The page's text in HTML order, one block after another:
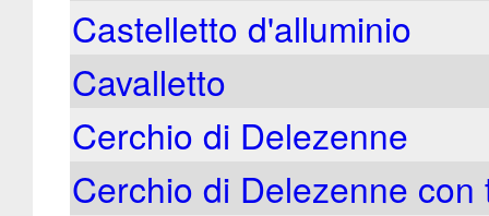
Castelletto d'alluminio
Cavalletto
Cerchio di Delezenne
Cerchio di Delezenne